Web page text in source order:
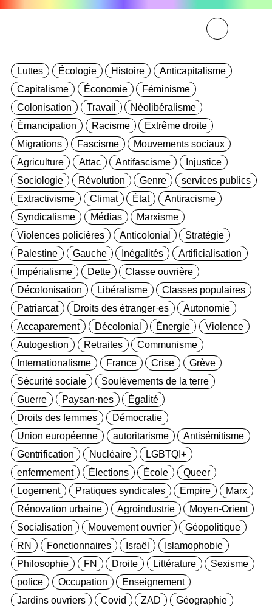
Luttes Écologie Histoire
Anticapitalisme
Capitalisme
Économie
Féminisme
Colonisation
Travail
Néolibéralisme
Émancipation
Racisme
Extrême droite
Migrations
Fascisme
Mouvements sociaux
Agriculture
Attac Antifascisme
Injustice
Sociologie
Révolution Genre
services publics
Extractivisme
Climat État
Antiracisme
Syndicalisme
Médias
Marxisme
Violences policières
Anticolonial
Stratégie
Palestine
Gauche Inégalités
Artificialisation
Impérialisme
Dette
Classe ouvrière
Décolonisation
Libéralisme
Classes populaires
Patriarcat
Droits des étranger·es
Autonomie
Accaparement
Décolonial Énergie
Violence
Autogestion
Retraites
Communisme
Internationalisme
France Crise
Grève
Sécurité sociale
Soulèvements de la terre
Guerre
Paysan·nes
Égalité
Droits des femmes
Démocratie
Union européenne
autoritarisme
Antisémitisme
Gentrification
Nucléaire
LGBTQI+
enfermement
Élections École
Queer
Logement
Pratiques syndicales Empire
Marx
Rénovation urbaine
Agroindustrie
Moyen-Orient
Socialisation
Mouvement ouvrier
Géopolitique
RN
Fonctionnaires Israël
Islamophobie
Philosophie
FN Droite Littérature
Sexisme
police
Occupation
Enseignement
Jardins ouvriers
Covid ZAD
Géographie